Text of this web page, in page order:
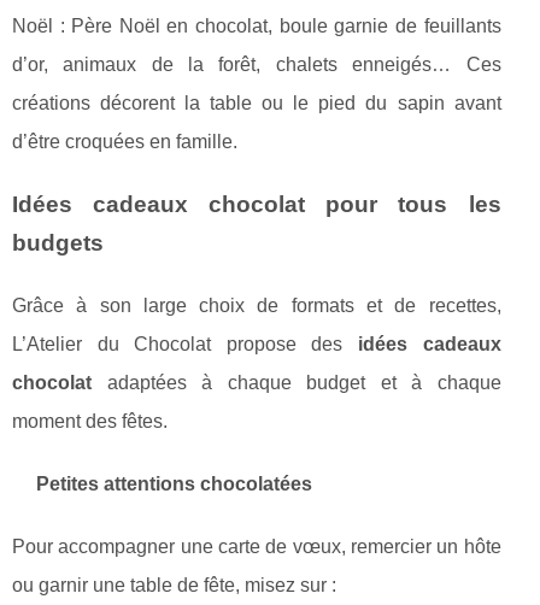
Noël : Père Noël en chocolat, boule garnie de feuillants
d’or, animaux de la forêt, chalets enneigés… Ces
créations décorent la table ou le pied du sapin avant
d’être croquées en famille.
Idées cadeaux chocolat pour tous les
budgets
Grâce à son large choix de formats et de recettes,
L’Atelier du Chocolat propose des idées cadeaux
chocolat adaptées à chaque budget et à chaque
moment des fêtes.
Petites attentions chocolatées
Pour accompagner une carte de vœux, remercier un hôte
ou garnir une table de fête, misez sur :